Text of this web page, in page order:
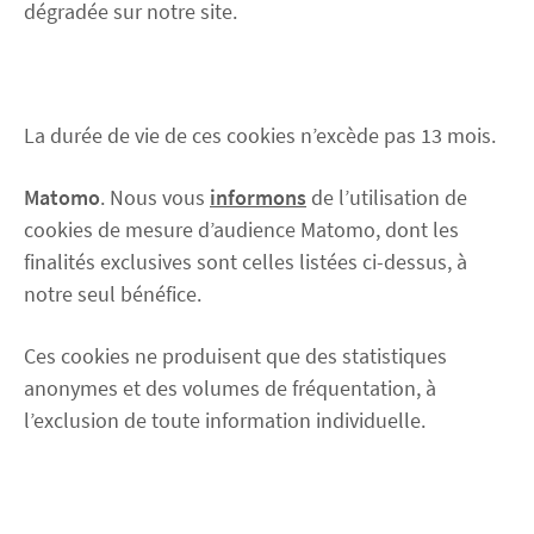
dégradée sur notre site.
La durée de vie de ces cookies n’excède pas 13 mois.
Matomo. Nous vous informons de l’utilisation de
cookies de mesure d’audience Matomo, dont les
finalités exclusives sont celles listées ci-dessus, à
notre seul bénéfice.
Ces cookies ne produisent que des statistiques
anonymes et des volumes de fréquentation, à
l’exclusion de toute information individuelle.